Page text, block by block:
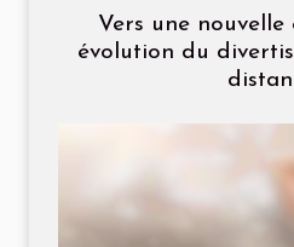
Vers une
évolution du